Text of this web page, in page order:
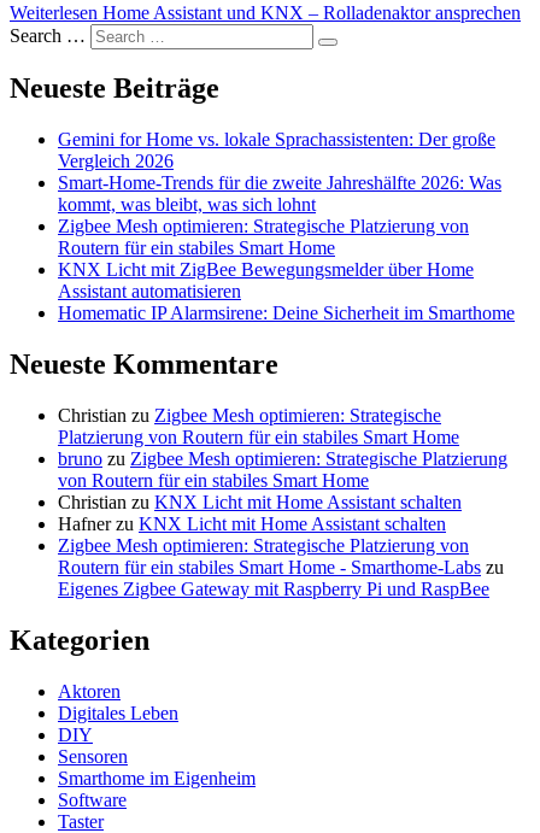
Weiterlesen Home Assistant und KNX – Rolladenaktor ansprechen
Search …
Neueste Beiträge
Gemini for Home vs. lokale Sprachassistenten: Der große
Vergleich 2026
Smart-Home-Trends für die zweite Jahreshälfte 2026: Was
kommt, was bleibt, was sich lohnt
Zigbee Mesh optimieren: Strategische Platzierung von
Routern für ein stabiles Smart Home
KNX Licht mit ZigBee Bewegungsmelder über Home
Assistant automatisieren
Homematic IP Alarmsirene: Deine Sicherheit im Smarthome
Neueste Kommentare
Christian zu Zigbee Mesh optimieren: Strategische
Platzierung von Routern für ein stabiles Smart Home
bruno zu Zigbee Mesh optimieren: Strategische Platzierung
von Routern für ein stabiles Smart Home
Christian zu KNX Licht mit Home Assistant schalten
Hafnerzu KNX Licht mit Home Assistant schalten
Zigbee Mesh optimieren: Strategische Platzierung von
Routern für ein stabiles Smart Home - Smarthome-Labs zu
Eigenes Zigbee Gateway mit Raspberry Pi und RaspBee
Kategorien
Aktoren
Digitales Leben
DIY
Sensoren
Smarthome im Eigenheim
Software
Taster